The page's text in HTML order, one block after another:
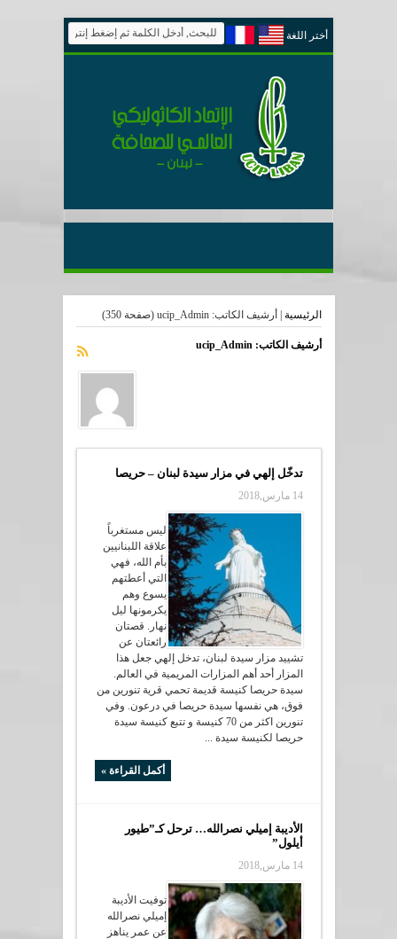
أختر اللغة
الرئيسية أرشيف الكاتب: ucip_Admin (صفحة 350)
أرشيف الكاتب: ucip_Admin
تدخّل إلهي في مزار سيدة لبنان – حريصا
14 مارس,2018
ليس مستغرباً
علاقة اللبنانيين
بأم الله، فهي
التي أعطتهم
يسوع وهم
يكرمونها ليل
نهار. قصتان
رائعتان عن
تشييد مزار سيدة لبنان، تدخل إلهي جعل هذا
المزار أحد أهم المزارات المريمية في العالم.
سيدة حريصا كنيسة قديمة تحمي قرية تنورين من
فوق، هي نفسها سيدة حريصا في درعون. وفي
تنورين اكثر من 70 كنيسة و تتبع كنيسة سيدة
حريصا لكنيسة سيدة ...
أكمل القراءة »
الأديبة إميلي نصرالله… ترحل كـ”طيور
أيلول”
14 مارس,2018
توفيت الأديبة
إميلي نصرالله
عن عمر يناهز